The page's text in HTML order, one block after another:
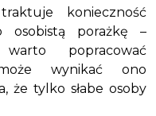
konieczność
osobistą porażkę –
popracować
wynikać ono
że tylko słabe osoby